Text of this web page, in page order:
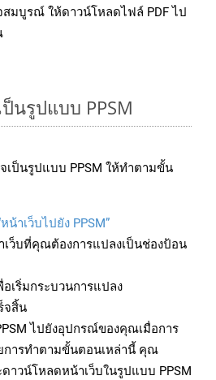
สมบูรณ์ ให้ดาวน์โหลดไฟล์ PDF ไป
นรูปแบบ PPSM
เป็นรูปแบบ PPSM ให้ทำตามขั้น
หน้าเว็บไปยัง PPSM”
เว็บที่คุณต้องการแปลงเป็นช่องป้อน
อเริ่มกระบวนการแปลง
จสิ้น
ไปยังอุปกรณ์ของคุณเมื่อการ
การทำตามขั้นตอนเหล่านี้ คุณ
าวน์โหลดหน้าเว็บในรูปแบบ PPSM